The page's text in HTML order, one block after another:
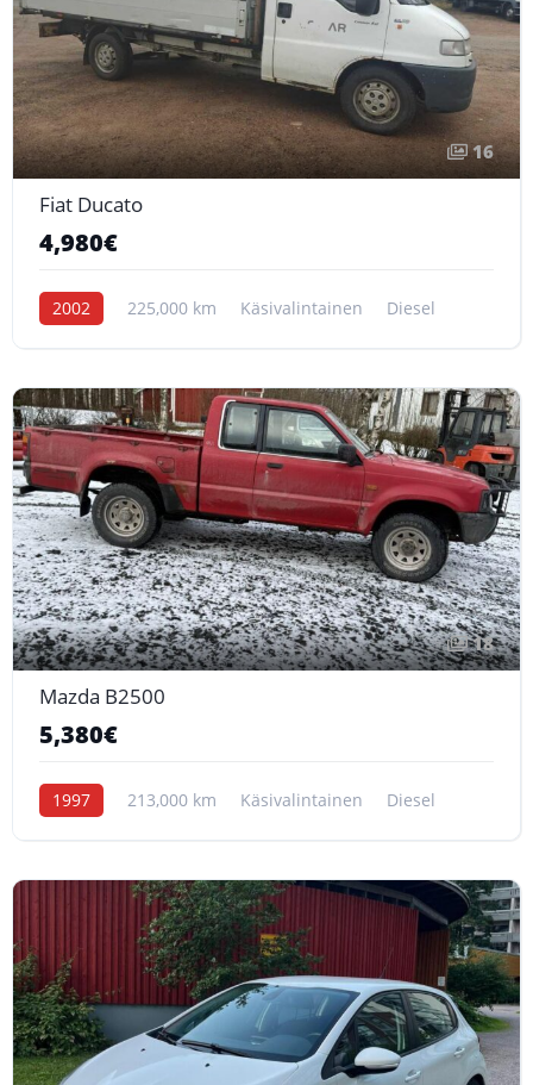
16
Fiat Ducato
4,980€
2002 225,000 km Käsivalintainen Diesel
18
Mazda B2500
5,380€
1997 213,000 km Käsivalintainen Diesel